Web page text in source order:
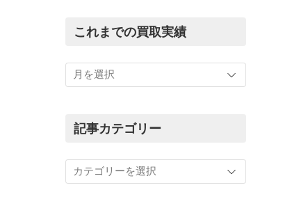
これまでの買取実績
ま
買
績
記事カテゴリー
事
カ